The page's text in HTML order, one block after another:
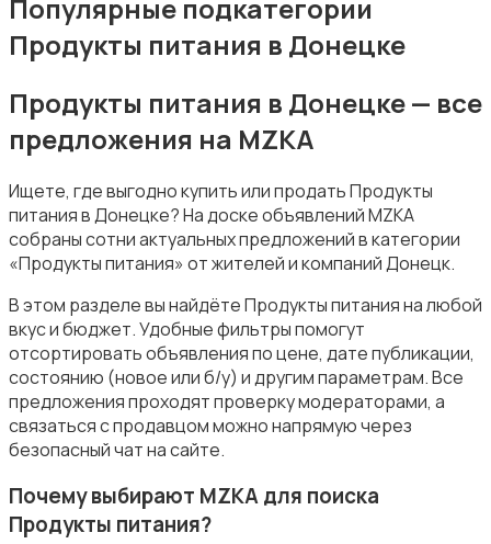
Уборка
Автоуслуги
Популярные подкатегории
Продукты питания в Донецке
Продукты питания в Донецке — все
предложения на MZKA
Ищете, где выгодно купить или продать Продукты
питания в Донецке? На доске объявлений MZKA
собраны сотни актуальных предложений в категории
«Продукты питания» от жителей и компаний Донецк.
В этом разделе вы найдёте Продукты питания на любой
вкус и бюджет. Удобные фильтры помогут
отсортировать объявления по цене, дате публикации,
состоянию (новое или б/у) и другим параметрам. Все
предложения проходят проверку модераторами, а
связаться с продавцом можно напрямую через
безопасный чат на сайте.
Почему выбирают MZKA для поиска
Продукты питания?